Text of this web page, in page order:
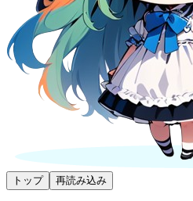
トップ 再読み込み